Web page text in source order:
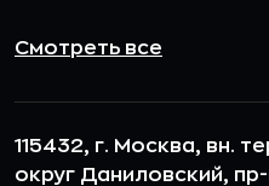
Смотреть все
115432, г. Москва, вн.
округ Даниловский,